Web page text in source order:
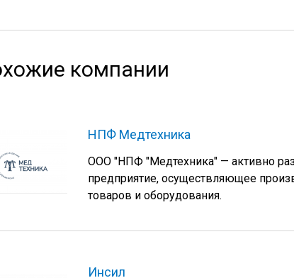
компании
НПФ Медтехника
ООО "НПФ "Медтехника" — активно
предприятие, осуществляющее
товаров и оборудования.
Инсил